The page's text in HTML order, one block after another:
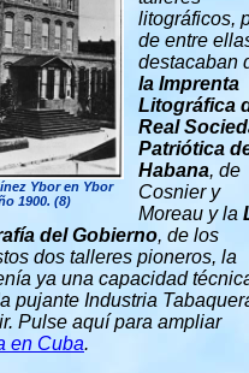
Ybor en Ybor
1900. (8)
litográficos,
de entre
destacaban
la Imprenta
Litográfica
Real
Patriótica
Habana, de
Cosnier y
Moreau y la
del Gobierno, de los
dos talleres pioneros, la
ya una capacidad
pujante Industria
Pulse aquí para ampliar
en Cuba.